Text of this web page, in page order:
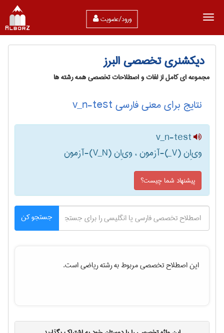
ورود/عضویت
دیکشنری تخصصی البرز
مجموعه ای کامل از لغات و اصطلاحات تخصصی همه رشته ها
نتایج برای معنی فارسی v_n-test
v_n-test
وی‌اِن (V‌_)-آزمون ، وی‌اِن (V‌_‌N)-آزمون
پیشنهاد شما چیست؟
جستجو کن
این اصطلاح تخصصی مربوط به رشتهرياضیاست.